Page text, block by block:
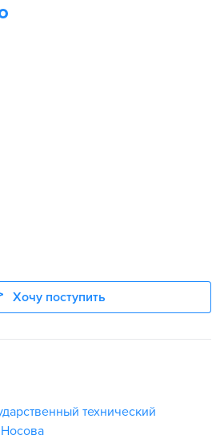
Хочу поступить
технический